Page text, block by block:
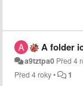
A folder
a9tztpa0 Před 4
Před 4 roky• 1